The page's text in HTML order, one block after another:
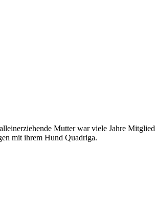
Mutter war viele Jahre
mit ihrem Hund Quadriga.